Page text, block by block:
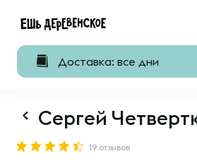
Доставка: все дни
Сергей
19 отзывов